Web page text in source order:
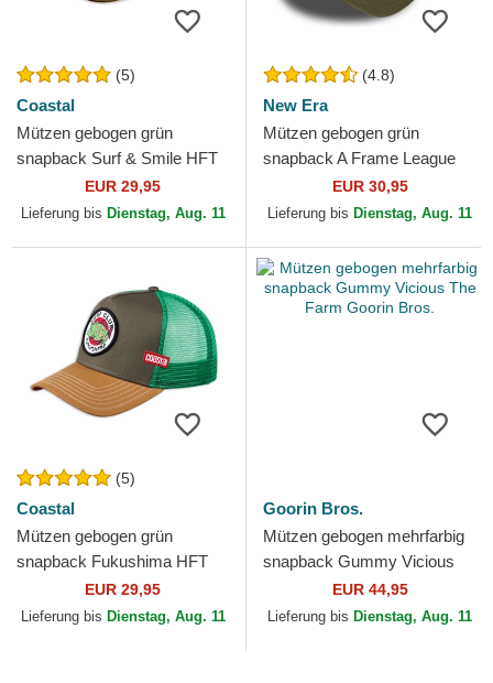
(5)
Coastal
Mützen gebogen grün
snapback Surf & Smile HFT
von CoastalEUR 29,95
Lieferung bis Dienstag, Aug. 11
(4.8)
New Era
Mützen gebogen grün
snapback A Frame League
Essential der New York
Yankees MLB von New Era
EUR 30,95
Lieferung bis Dienstag, Aug. 11
(5)
Coastal
Mützen gebogen grün
snapback Fukushima HFT
von CoastalEUR 29,95
Lieferung bis Dienstag, Aug. 11
Goorin Bros.
Mützen gebogen mehrfarbig
snapback Gummy Vicious
The Farm Goorin Bros.
EUR 44,95
Lieferung bis Dienstag, Aug. 11